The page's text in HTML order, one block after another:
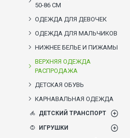
50-86 СМ
ОДЕЖДА ДЛЯ ДЕВОЧЕК
ОДЕЖДА ДЛЯ МАЛЬЧИКОВ
НИЖНЕЕ БЕЛЬЕ И ПИЖАМЫ
ВЕРХНЯЯ ОДЕЖДА
РАСПРОДАЖА
ДЕТСКАЯ ОБУВЬ
КАРНАВАЛЬНАЯ ОДЕЖДА
ДЕТСКИЙ ТРАНСПОРТ
ИГРУШКИ